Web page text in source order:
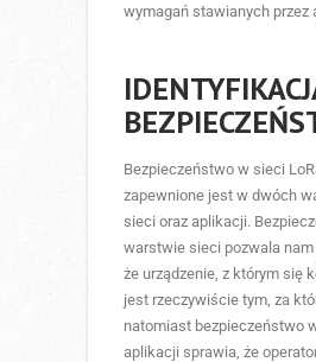
wymagań stawianych przez
Bezpieczeństwo w sieci
zapewnione jest w dwóch
sieci oraz aplikacji.
warstwie sieci pozwala nam
że urządzenie, z którym się
jest rzeczywiście tym, za
natomiast bezpieczeństwo
aplikacji sprawia, że